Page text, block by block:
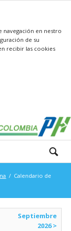
navegación en nestro
de su
recibir las cookies
Calendario de
Septiembre
2026 >